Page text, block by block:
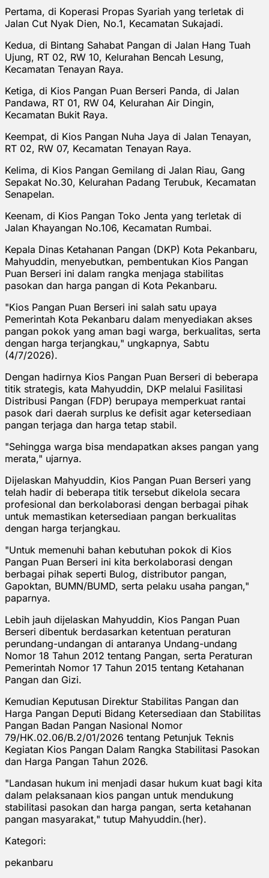
Pertama, di Koperasi Propas Syariah yang terletak di
Jalan Cut Nyak Dien, No.1, Kecamatan Sukajadi.
Kedua, di Bintang Sahabat Pangan di Jalan Hang Tuah
Ujung, RT 02, RW 10, Kelurahan Bencah Lesung,
Kecamatan Tenayan Raya.
Ketiga, di Kios Pangan Puan Berseri Panda, di Jalan
Pandawa, RT 01, RW 04, Kelurahan Air Dingin,
Kecamatan Bukit Raya.
Keempat, di Kios Pangan Nuha Jaya di Jalan Tenayan,
RT 02, RW 07, Kecamatan Tenayan Raya.
Kelima, di Kios Pangan Gemilang di Jalan Riau, Gang
Sepakat No.30, Kelurahan Padang Terubuk, Kecamatan
Senapelan.
Keenam, di Kios Pangan Toko Jenta yang terletak di
Jalan Khayangan No.106, Kecamatan Rumbai.
Kepala Dinas Ketahanan Pangan (DKP) Kota Pekanbaru,
Mahyuddin, menyebutkan, pembentukan Kios Pangan
Puan Berseri ini dalam rangka menjaga stabilitas
pasokan dan harga pangan di Kota Pekanbaru.
"Kios Pangan Puan Berseri ini salah satu upaya
Pemerintah Kota Pekanbaru dalam menyediakan akses
pangan pokok yang aman bagi warga, berkualitas, serta
dengan harga terjangkau," ungkapnya, Sabtu
(4/7/2026).
Dengan hadirnya Kios Pangan Puan Berseri di beberapa
titik strategis, kata Mahyuddin, DKP melalui Fasilitasi
Distribusi Pangan (FDP) berupaya memperkuat rantai
pasok dari daerah surplus ke defisit agar ketersediaan
pangan terjaga dan harga tetap stabil.
"Sehingga warga bisa mendapatkan akses pangan yang
merata," ujarnya.
Dijelaskan Mahyuddin, Kios Pangan Puan Berseri yang
telah hadir di beberapa titik tersebut dikelola secara
profesional dan berkolaborasi dengan berbagai pihak
untuk memastikan ketersediaan pangan berkualitas
dengan harga terjangkau.
"Untuk memenuhi bahan kebutuhan pokok di Kios
Pangan Puan Berseri ini kita berkolaborasi dengan
berbagai pihak seperti Bulog, distributor pangan,
Gapoktan, BUMN/BUMD, serta pelaku usaha pangan,"
paparnya.
Lebih jauh dijelaskan Mahyuddin, Kios Pangan Puan
Berseri dibentuk berdasarkan ketentuan peraturan
perundang-undangan di antaranya Undang-undang
Nomor 18 Tahun 2012 tentang Pangan, serta Peraturan
Pemerintah Nomor 17 Tahun 2015 tentang Ketahanan
Pangan dan Gizi.
Kemudian Keputusan Direktur Stabilitas Pangan dan
Harga Pangan Deputi Bidang Ketersediaan dan Stabilitas
Pangan Badan Pangan Nasional Nomor
79/HK.02.06/B.2/01/2026 tentang Petunjuk Teknis
Kegiatan Kios Pangan Dalam Rangka Stabilitasi Pasokan
dan Harga Pangan Tahun 2026.
"Landasan hukum ini menjadi dasar hukum kuat bagi kita
dalam pelaksanaan kios pangan untuk mendukung
stabilitasi pasokan dan harga pangan, serta ketahanan
pangan masyarakat," tutup Mahyuddin.(her).
Kategori:
pekanbaru